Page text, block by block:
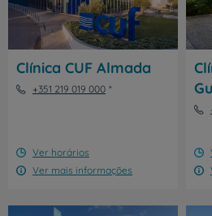
Clínica CUF Almada
+351 219 019 000
Ver horários
Ver mais informações